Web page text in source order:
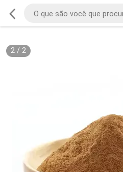
2/ 2